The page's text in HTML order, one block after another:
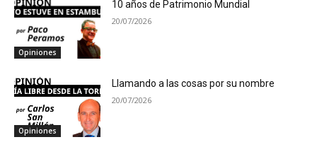
Opiniones
10 años de Patrimonio Mundial
20/07/2026
Opiniones
Llamando a las cosas por su nombre
20/07/2026